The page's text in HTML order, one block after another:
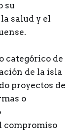
su
salud y el
categórico de
de la isla
proyectos de
o
compromiso